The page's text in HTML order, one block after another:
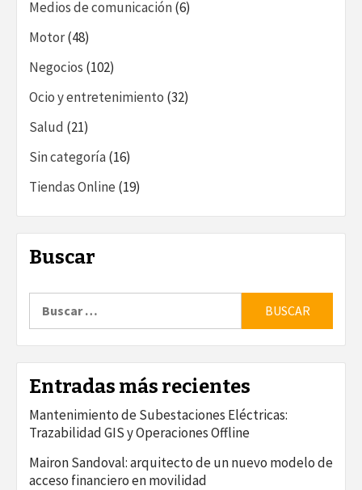
Medios de comunicación(6)
Motor(48)
Negocios (102)
Ocio y entretenimiento (32)
Salud (21)
Sin categoría(16)
Tiendas Online (19)
Buscar
Entradas más recientes
Mantenimiento de Subestaciones Eléctricas:
Trazabilidad GIS y Operaciones Offline
Mairon Sandoval: arquitecto de un nuevo modelo de
acceso financiero en movilidad